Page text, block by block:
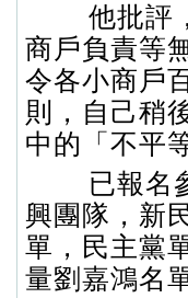
他批評
商戶負責等
令各小商戶
則，自己稍
中的「不平
已報名
興團隊，新
單，民主黨
量劉嘉鴻名